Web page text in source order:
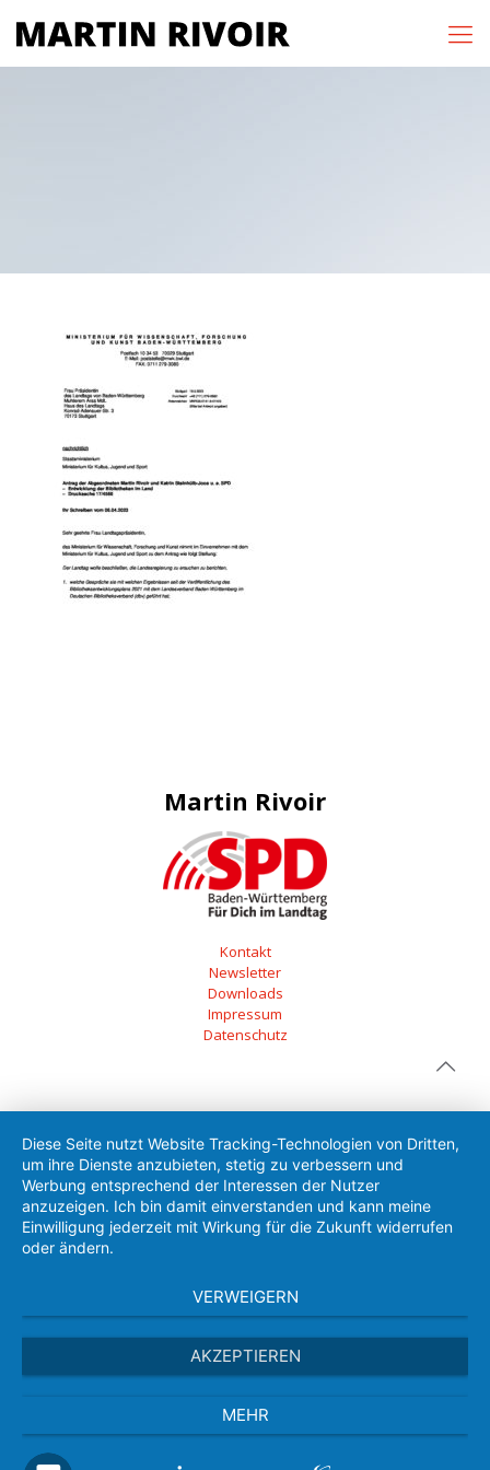
Martin Rivoir
Kontakt
Newsletter
Downloads
Impressum
Datenschutz
Diese Seite nutzt Website Tracking-Technologien von Dritten,
um ihre Dienste anzubieten, stetig zu verbessern und
Werbung entsprechend der Interessen der Nutzer
anzuzeigen. Ich bin damit einverstanden und kann meine
Einwilligung jederzeit mit Wirkung für die Zukunft widerrufen
oder ändern.
VERWEIGERN
AKZEPTIEREN
MEHR